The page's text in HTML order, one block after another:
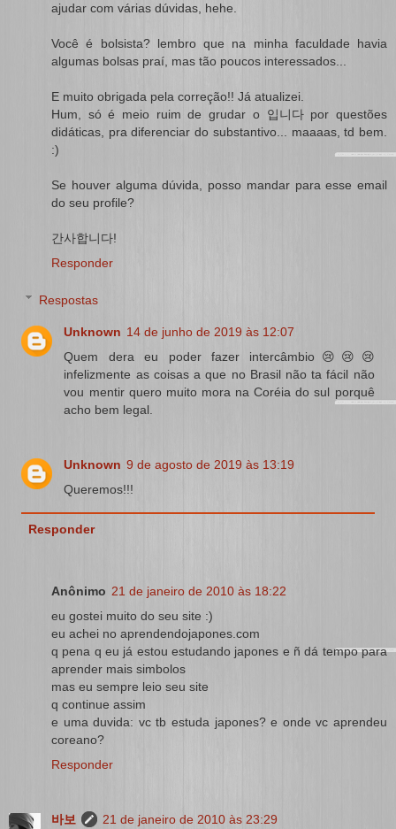
ajudar com várias dúvidas, hehe.
Você é bolsista? lembro que na minha faculdade havia
algumas bolsas praí, mas tão poucos interessados...
E muito obrigada pela correção!! Já atualizei.
Hum, só é meio ruim de grudar o 입니다 por questões
didáticas, pra diferenciar do substantivo... maaaas, td bem.
:)
Se houver alguma dúvida, posso mandar para esse email
do seu profile?
간사합니다!
Responder
Respostas
Unknown 14 de junho de 2019 às 12:07
Quem dera eu poder fazer intercâmbio😢😢😢
infelizmente as coisas a que no Brasil não ta fácil não
vou mentir quero muito mora na Coréia do sul porquê
acho bem legal.
Unknown 9 de agosto de 2019 às 13:19
Queremos!!!
Responder
Anônimo 21 de janeiro de 2010 às 18:22
eu gostei muito do seu site :)
eu achei no aprendendojapones.com
q pena q eu já estou estudando japones e ñ dá tempo para
aprender mais simbolos
mas eu sempre leio seu site
q continue assim
e uma duvida: vc tb estuda japones? e onde vc aprendeu
coreano?
Responder
바보
21 de janeiro de 2010 às 23:29